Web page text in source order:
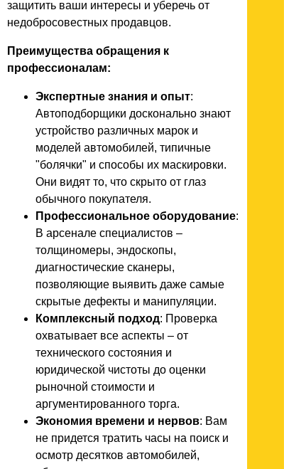
защитить ваши интересы и уберечь от
недобросовестных продавцов.
Преимущества обращения к
профессионалам:
Экспертные знания и опыт:
Автоподборщики досконально знают
устройство различных марок и
моделей автомобилей, типичные
"болячки" и способы их маскировки.
Они видят то, что скрыто от глаз
обычного покупателя.
Профессиональное оборудование:
В арсенале специалистов –
толщиномеры, эндоскопы,
диагностические сканеры,
позволяющие выявить даже самые
скрытые дефекты и манипуляции.
Комплексный подход: Проверка
охватывает все аспекты – от
технического состояния и
юридической чистоты до оценки
рыночной стоимости и
аргументированного торга.
Экономия времени и нервов: Вам
не придется тратить часы на поиск и
осмотр десятков автомобилей,